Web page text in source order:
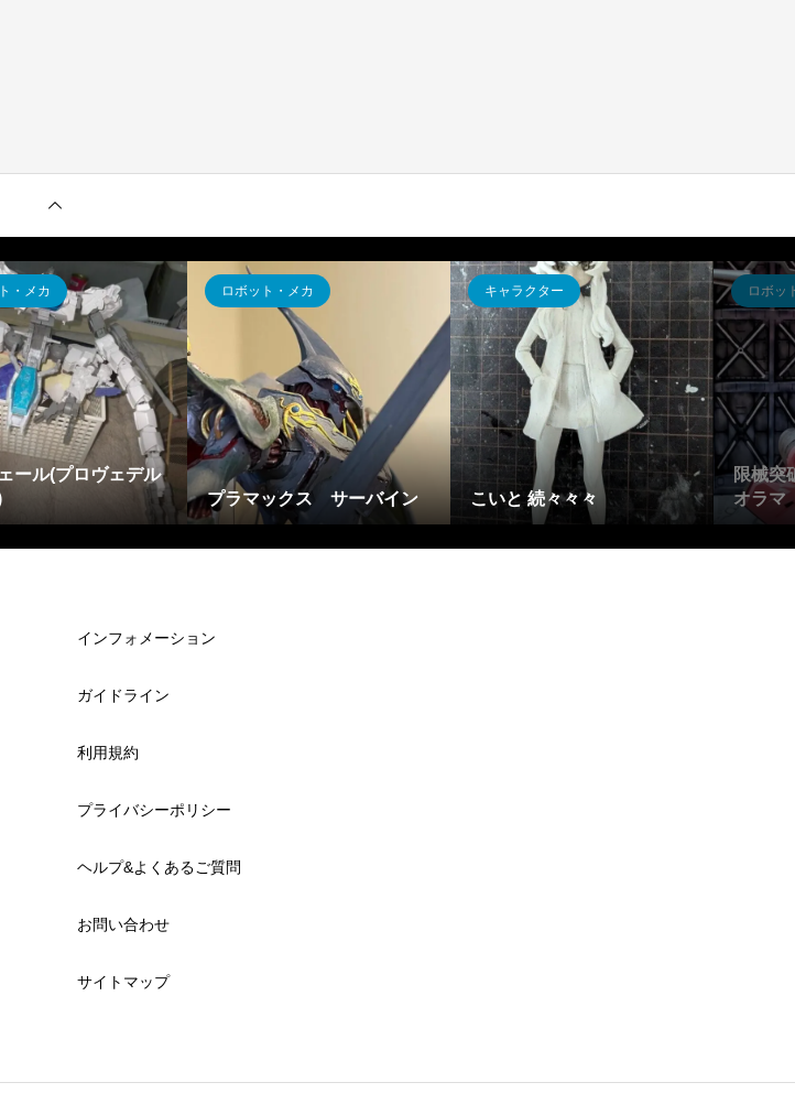
・メカ
ール(プロヴェデル
ロボット・メカ
プラマックス サーバイン
キャラクター
こいと 続々々々
ロボッ
限械突
オラマ
インフォメーション
ガイドライン
利用規約
プライバシーポリシー
ヘルプ&よくあるご質問
お問い合わせ
サイトマップ